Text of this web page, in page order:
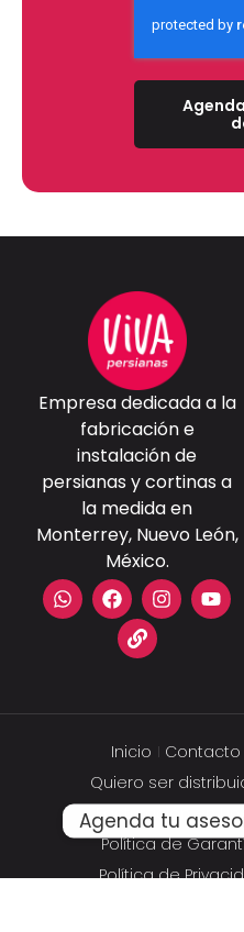
Empresa dedicada a la
fabricación e
instalación de
persianas y cortinas a
la medida en
Monterrey, Nuevo León,
México.
Inicio
Contacto
Quiero ser
Facturación en
Política de
Política de
Agenda tu